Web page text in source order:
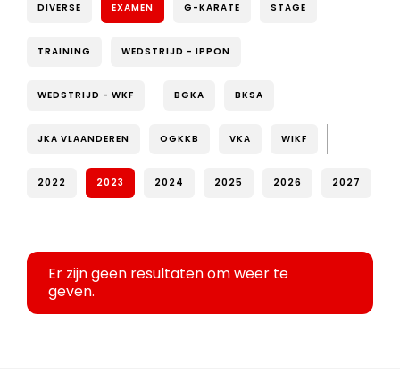
DIVERSE EXAMEN G-KARATE STAGE
TRAINING WEDSTRIJD - IPPON
WEDSTRIJD - WKF BGKA BKSA
JKA VLAANDEREN OGKKB VKA WIKF
2022 2023 2024 2025 2026 2027
Er zijn geen resultaten om weer te
geven.